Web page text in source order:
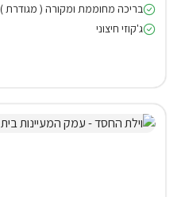
בריכה מחוממת ומקורה ( מגודרת )
ג'קוזי חיצוני